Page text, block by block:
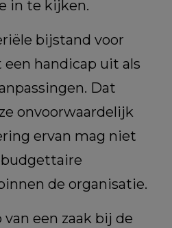
in te kijken.
bijstand voor
handicap uit als
Dat
onvoorwaardelijk
ervan mag niet
de organisatie.
van een zaak bij de